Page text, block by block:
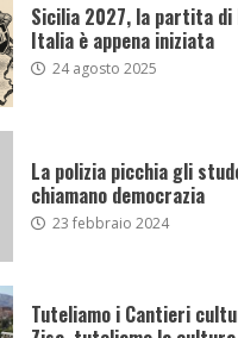
Sicilia 2027, la partita di
Italia è appena iniziata
24 agosto 2025
La polizia picchia gli
chiamano democrazia
23 febbraio 2024
Tuteliamo i Cantieri